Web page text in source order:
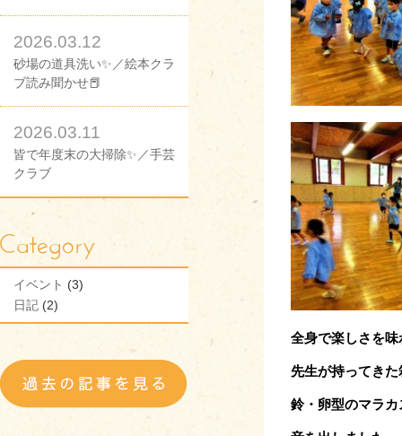
2026.03.12
砂場の道具洗い✨／絵本クラ
ブ読み聞かせ📕
2026.03.11
皆で年度末の大掃除✨／手芸
クラブ
イベント (3)
日記 (2)
全身で楽しさを
先生が持ってき
鈴・卵型のマラ